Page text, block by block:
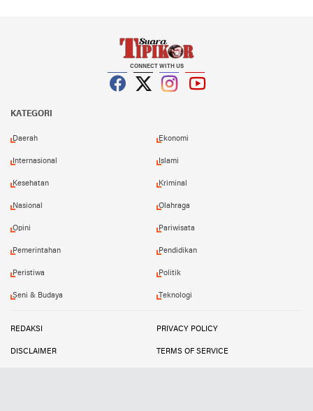
CONNECT WITH US
KATEGORI
Daerah Ekonomi
Internasional Islami
Kesehatan Kriminal
Nasional Olahraga
Opini Pariwisata
Pemerintahan Pendidikan
Peristiwa Politik
Seni & Budaya Teknologi
REDAKSI PRIVACY POLICY
DISCLAIMER TERMS OF SERVICE